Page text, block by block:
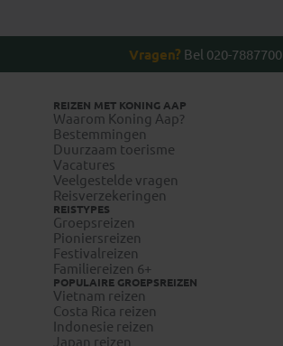
Vragen? Bel 020-7887700
REIZEN MET KONING AAP
Waarom Koning Aap?
Bestemmingen
Duurzaam toerisme
Vacatures
Veelgestelde vragen
Reisverzekeringen
REISTYPES
Groepsreizen
Pioniersreizen
Festivalreizen
Familiereizen 6+
POPULAIRE GROEPSREIZEN
Vietnam reizen
Costa Rica reizen
Indonesie reizen
Japan reizen